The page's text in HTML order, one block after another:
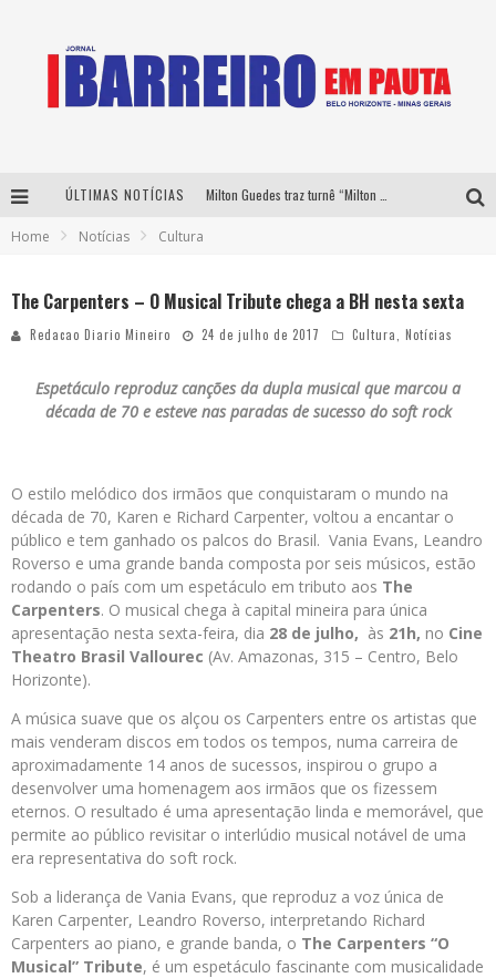
ÚLTIMAS NOTÍCIAS
Home Notícias Cultura
The Carpenters – O Musical Tribute chega a BH nesta sexta
Redacao Diario Mineiro 24 de julho de 2017 Cultura Notícias
Espetáculo reproduz canções da dupla musical que marcou a
década de 70 e esteve nas paradas de sucesso do soft rock
O estilo melódico dos irmãos que conquistaram o mundo na
década de 70, Karen e Richard Carpenter, voltou a encantar o
público e tem ganhado os palcos do Brasil. Vania Evans, Leandro
Roverso e uma grande banda composta por seis músicos, estão
rodando o país com um espetáculo em tributo aos The
Carpenters. O musical chega à capital mineira para única
apresentação nesta sexta-feira, dia 28 de julho, às 21h, no Cine
Theatro Brasil Vallourec (Av. Amazonas, 315 – Centro, Belo
Horizonte).
A música suave que os alçou os Carpenters entre os artistas que
mais venderam discos em todos os tempos, numa carreira de
aproximadamente 14 anos de sucessos, inspirou o grupo a
desenvolver uma homenagem aos irmãos que os fizessem
eternos. O resultado é uma apresentação linda e memorável, que
permite ao público revisitar o interlúdio musical notável de uma
era representativa do soft rock.
Sob a liderança de Vania Evans, que reproduz a voz única de
Karen Carpenter, Leandro Roverso, interpretando Richard
Carpenters ao piano, e grande banda, o The Carpenters “O
Musical” Tribute, é um espetáculo fascinante com musicalidade